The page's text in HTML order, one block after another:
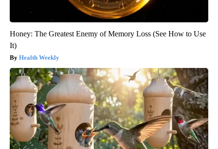
Honey: The Greatest Enemy of Memory Loss (See How to Use
It)
Health Weekly